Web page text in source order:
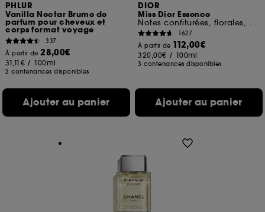
PHLUR
Vanilla Nectar Brume de
parfum pour cheveux et
corps format voyage
337
À partir de28,00€
31,11€ / 100ml
2 contenances disponibles
Ajouter au panier
DIOR
Miss Dior Essence
Notes confiturées, florales, boisées
1627
À partir de 112,00€
320,00€ / 100ml
3 contenances disponibles
Ajouter au panier